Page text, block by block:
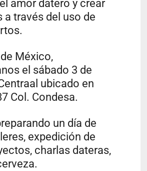
amor datero y crear
a través del uso de
México,
el sábado 3 de
ubicado en
Col. Condesa.
un día de
expedición de
charlas dateras,